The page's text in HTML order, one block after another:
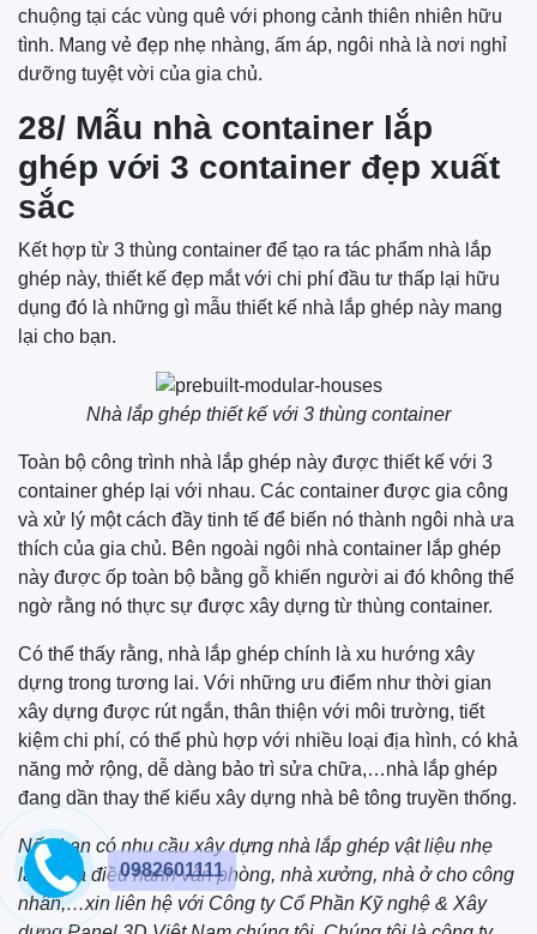
chuộng tại các vùng quê với phong cảnh thiên nhiên hữu
tình. Mang vẻ đẹp nhẹ nhàng, ấm áp, ngôi nhà là nơi nghỉ
dưỡng tuyệt vời của gia chủ.
28/ Mẫu nhà container lắp
ghép với 3 container đẹp xuất
sắc
Kết hợp từ 3 thùng container để tạo ra tác phẩm nhà lắp
ghép này, thiết kế đẹp mắt với chi phí đầu tư thấp lại hữu
dụng đó là những gì mẫu thiết kế nhà lắp ghép này mang
lại cho bạn.
Nhà lắp ghép thiết kế với 3 thùng container
Toàn bộ công trình nhà lắp ghép này được thiết kế với 3
container ghép lại với nhau. Các container được gia công
và xử lý một cách đầy tinh tế để biến nó thành ngôi nhà ưa
thích của gia chủ. Bên ngoài ngôi nhà container lắp ghép
này được ốp toàn bộ bằng gỗ khiến người ai đó không thể
ngờ rằng nó thực sự được xây dựng từ thùng container.
Có thể thấy rằng, nhà lắp ghép chính là xu hướng xây
dựng trong tương lai. Với những ưu điểm như thời gian
xây dựng được rút ngắn, thân thiện với môi trường, tiết
kiệm chi phí, có thể phù hợp với nhiều loại địa hình, có khả
năng mở rộng, dễ dàng bảo trì sửa chữa,…nhà lắp ghép
đang dần thay thế kiểu xây dựng nhà bê tông truyền thống.
Nếu bạn có nhu cầu xây dựng nhà lắp ghép vật liệu nhẹ
làm nhà điều hành văn phòng, nhà xưởng, nhà ở cho công
nhân,…xin liên hệ với Công ty Cổ Phần Kỹ nghệ & Xây
0982601111